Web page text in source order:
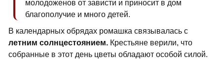
молодоженов от зависти и приносит в дом
благополучие и много детей.
В календарных обрядах ромашка связывалась с
летним солнцестоянием. Крестьяне верили, что
собранные в этот день цветы обладают особой силой.